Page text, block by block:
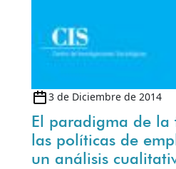
3 de Diciembre de 2014
El paradigma de la
las políticas de
un análisis